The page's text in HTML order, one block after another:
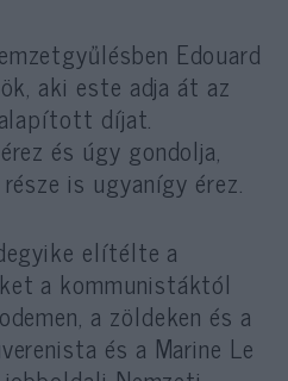
Edouard
aki este adja át az
díjat.
és úgy gondolja,
is ugyanígy érez.
elítélte a
a kommunistáktól
a zöldeken és a
és a Marine Le